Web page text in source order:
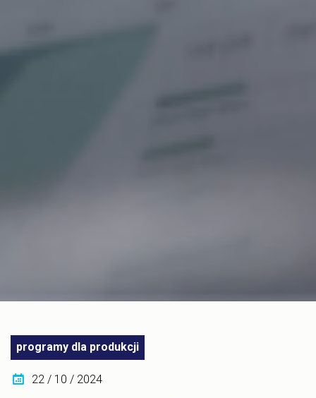
programy dla produkcji
22 / 10 / 2024